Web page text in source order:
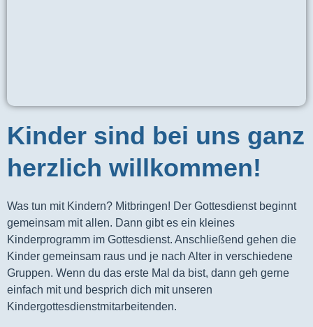
Kinder sind bei uns ganz
herzlich willkommen!
Was tun mit Kindern? Mitbringen! Der Gottesdienst beginnt
gemeinsam mit allen. Dann gibt es ein kleines
Kinderprogramm im Gottesdienst. Anschließend gehen die
Kinder gemeinsam raus und je nach Alter in verschiedene
Gruppen. Wenn du das erste Mal da bist, dann geh gerne
einfach mit und besprich dich mit unseren
Kindergottesdienstmitarbeitenden.